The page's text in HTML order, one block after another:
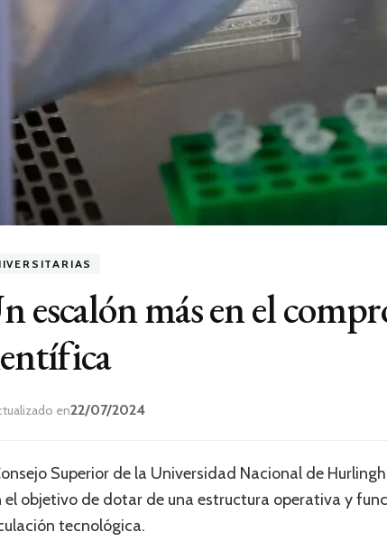
escalón más en el
en22/07/2024
Superior de la Universidad Nacional de
el objetivo de dotar de una estructura operativa y
tecnológica.